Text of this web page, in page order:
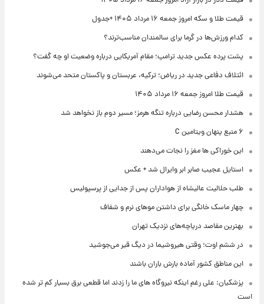
قیمت طلا و سکه امروز جمعه ۱۶ مرداد ۱۴۰۵ +جدول
کدام ورزش‌ها در گرما برای سالمندان مناسب‌ترند؟
پشت پرده عکس جدید ترامپ؛ مقام آمریکایی درباره وضعیت او چه گفت؟
ائتلاف دفاعی جدید در ریاض؛ ترکیه، عربستان و پاکستان متحد می‌شوند
قیمت طلا امروز جمعه ۱۶ مرداد ۱۴۰۵
هشدار محسن رضایی درباره تنگه هرمز؛ مسیر دوم باز نخواهد شد
۶ منبع پنهان ویتامین C
این خوراکی ها مغز را نجات می‌دهند
استایل عجیب صابر ابر وایرال شد + عکس
طلب حلالیت عالیشاه از هواداران پس از جدایی از پرسپولیس
چهار ماسک خانگی برای داشتن موهای نرم و شفاف
بهترین مقاصد دریاچه‌های نزدیک تهران
در ششم اوت؛ وقتی هیروشیما در دیگ قیر می‌جوشید
این مناطق کشور آماده بارش باران باشند
پزشکیان: علی رغم اینکه نیروگاه های ما را زدند اما قطعی برق بسیار کم تر شده
است